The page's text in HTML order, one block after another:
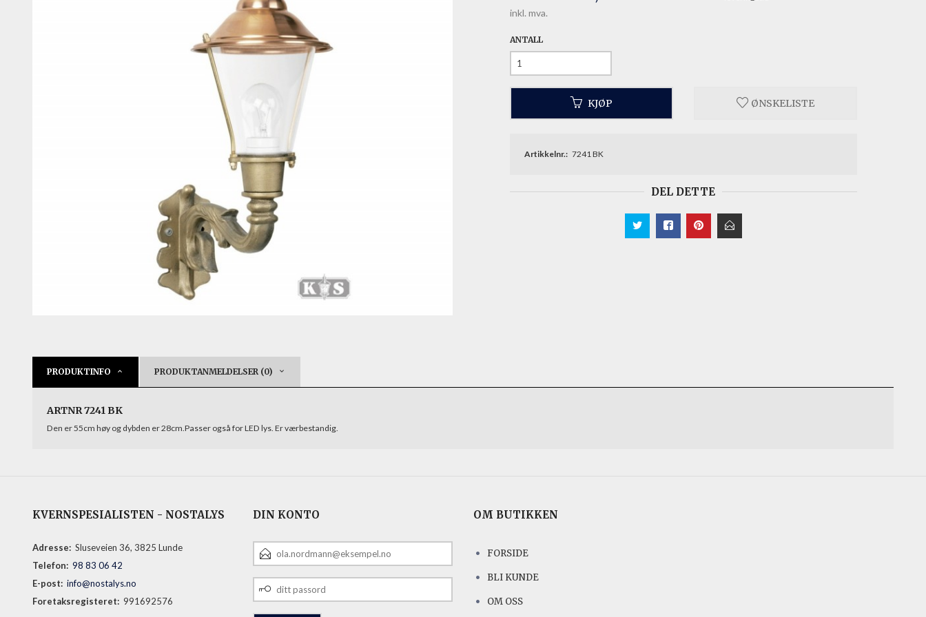
inkl. mva.
ANTALL
KJØP ØNSKELISTE
Artikkelnr.: 7241 BK
DEL DETTE
PRODUKTINFO PRODUKTANMELDELSER (0)
ARTNR 7241 BK
Den er 55cm høy og dybden er 28cm.Passer også for LED lys. Er værbestandig.
KVERNSPESIALISTEN - NOSTALYS
Adresse: Sluseveien 36, 3825 Lunde
Telefon: 98 83 06 42
E-post: info@nostalys.no
Foretaksregisteret: 991692576
DIN KONTO
POSTADRESSE
PASSORD
OM BUTIKKEN
FORSIDE
BLI KUNDE
OM OSS